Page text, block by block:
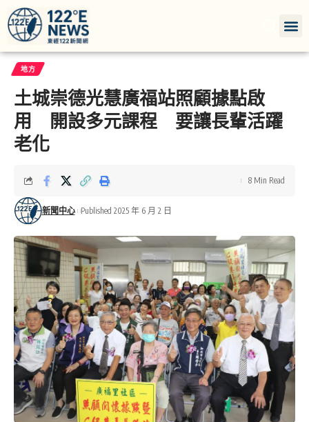
地方
土城崇德光慧廣福站照顧據點啟
用 開設多元課程 要讓長輩活躍
老化
新聞中心 Published 2025 年 6 月 2 日
8 Min Read